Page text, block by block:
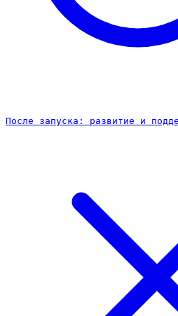
После запуска: развитие и